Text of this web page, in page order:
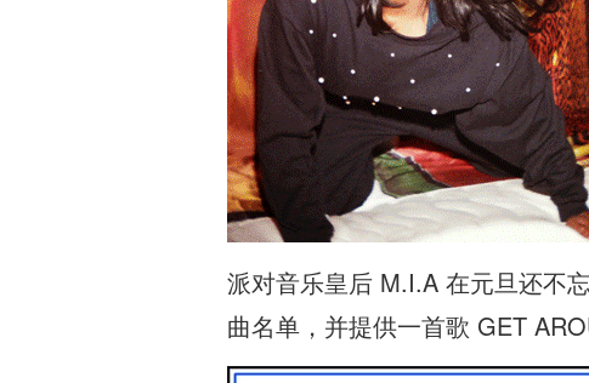
派对音乐皇后 M.I.A 在元旦还不
曲名单，并提供一首歌 GET